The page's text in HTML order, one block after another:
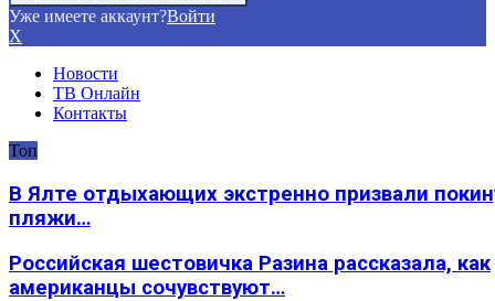
Уже имеете аккаунт?Войти
X
Новости
ТВ Онлайн
Контакты
Топ
В Ялте отдыхающих экстренно призвали
пляжи…
Российская шестовичка Разина рассказала, как
американцы сочувствуют…